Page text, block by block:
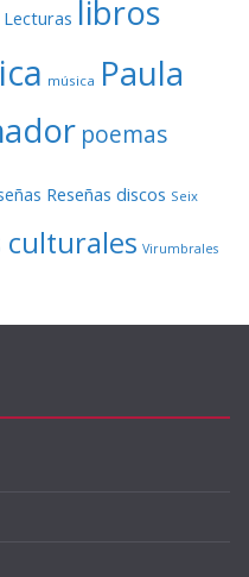
Lecturas libros
música Paula
poemas
Reseñas discos Seix
Virumbrales